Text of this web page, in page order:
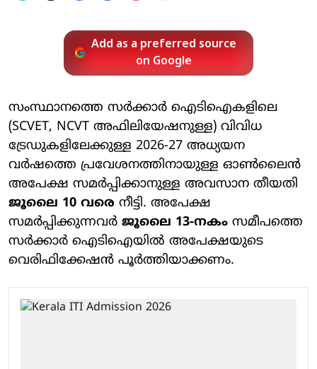
Add as a preferred source
on Google
സംസ്ഥാനത്തെ സർക്കാർ ഐടിഐകളിലെ
(SCVET, NCVT അഫിലിയേഷനുള്ള) വിവിധ
ട്രേഡുകളിലേക്കുള്ള 2026-27 അധ്യയന
വർഷത്തെ പ്രവേശനത്തിനായുള്ള ഓൺലൈൻ
അപേക്ഷ സമർപ്പിക്കാനുള്ള അവസാന തീയതി
ജൂലൈ 10 വരെ നീട്ടി. അപേക്ഷ
സമർപ്പിക്കുന്നവർ ജൂലൈ 13-നകം സമീപത്തെ
സർക്കാർ ഐടിഐയിൽ അപേക്ഷയുടെ
വെരിഫിക്കേഷൻ പൂർത്തിയാക്കണം.